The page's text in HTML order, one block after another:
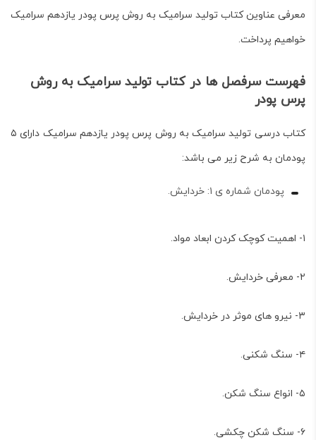
معرفی عناوین کتاب تولید سرامیک به روش پرس پودر یازدهم سرامیک
خواهیم پرداخت.
فهرست سرفصل ها در کتاب تولید سرامیک به روش
پرس پودر
کتاب درسی تولید سرامیک به روش پرس پودر
یازدهم سرامیک دارای ۵
پودمان به شرح زیر می باشد:
پودمان شماره ی ۱: خردایش.
۱- اهمیت کوچک کردن ابعاد مواد.
۲- معرفی خردایش.
۳- نیرو های موثر در خردایش.
۴- سنگ شکنی.
۵- انواع سنگ شکن.
۶- سنگ شکن چکشی.